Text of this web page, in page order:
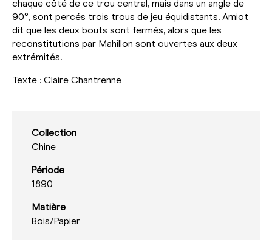
chaque côté de ce trou central, mais dans un angle de
90°, sont percés trois trous de jeu équidistants. Amiot
dit que les deux bouts sont fermés, alors que les
reconstitutions par Mahillon sont ouvertes aux deux
extrémités.
Texte : Claire Chantrenne
Collection
Chine
Période
1890
Matière
Bois/Papier